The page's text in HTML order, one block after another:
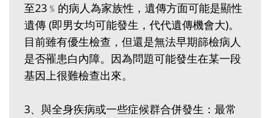
至23﹪的病人為家族性，遺傳方面可能是顯性
遺傳 (即男女均可能發生，代代遺傳機會大)。
目前雖有優生檢查，但還是無法早期篩檢病人
是否罹患白內障。因為問題可能發生在某一段
基因上很難檢查出來。
3、與全身疾病或一些症候群合併發生：最常